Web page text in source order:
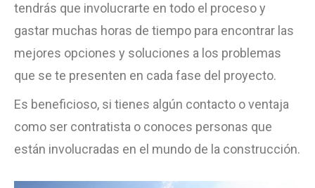
tendrás que involucrarte en todo el proceso y
gastar muchas horas de tiempo para encontrar las
mejores opciones y soluciones a los problemas
que se te presenten en cada fase del proyecto.
Es beneficioso, si tienes algún contacto o ventaja
como ser contratista o conoces personas que
están involucradas en el mundo de la construcción.